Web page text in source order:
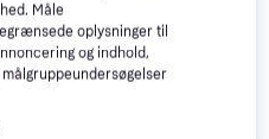
Måle
oplysninger til
og indhold,